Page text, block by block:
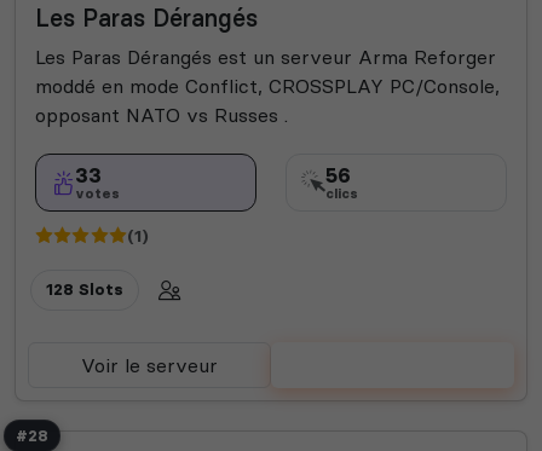
Les Paras Dérangés
Les Paras Dérangés est un serveur Arma Reforger
moddé en mode Conflict, CROSSPLAY PC/Console,
opposant NATO vs Russes .
33
votes
56
clics
(1)
128 Slots
Voir le serveur
#28